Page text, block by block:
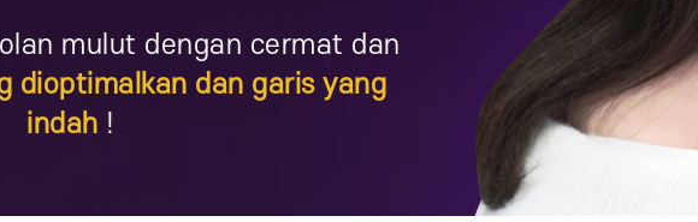
mulut dengan cermat dan
dioptimalkan dan garis yang
indah !